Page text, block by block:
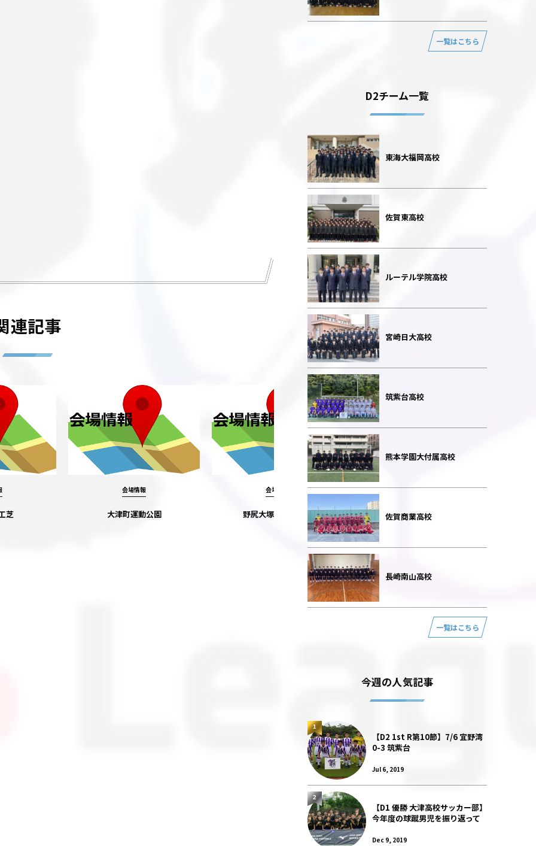
連記事
芝
会場情報
大津町運動公園
会場情報
野尻大塚原運動公園
会場情報
高原町運動公園
一覧はこちら
D2チーム一覧
東海大福岡高校
佐賀東高校
ルーテル学院高校
宮崎日大高校
筑紫台高校
熊本学園大付属高校
佐賀商業高校
長崎南山高校
一覧はこちら
今週の人気記事
【D2 1st R第10節】7/6 宜野湾
0-3 筑紫台
Jul 6, 2019
1
【D1 優勝 大津高校サッカー部】
今年度の球蹴男児を振り返って
Dec 9, 2019
2